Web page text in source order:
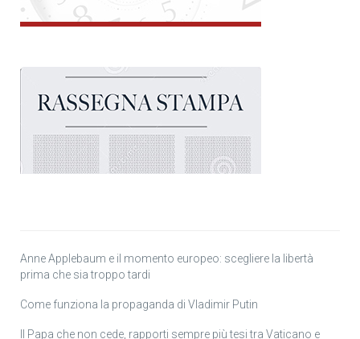
Anne Applebaum e il momento europeo: scegliere la libertà
prima che sia troppo tardi
Come funziona la propaganda di Vladimir Putin
Il Papa che non cede, rapporti sempre più tesi tra Vaticano e